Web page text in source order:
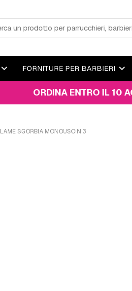
FORNITURE PER BARBIERI
ORDINA ENTRO IL 10
LAME SGORBIA MONOUSO N 3